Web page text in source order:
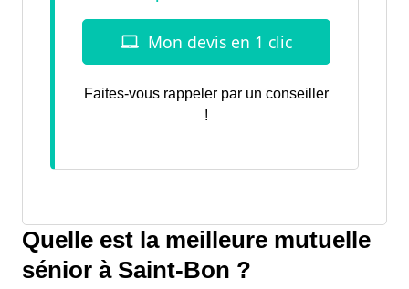
Faites-vous rappeler par un conseiller
!
Quelle est la meilleure mutuelle
sénior à Saint-Bon ?